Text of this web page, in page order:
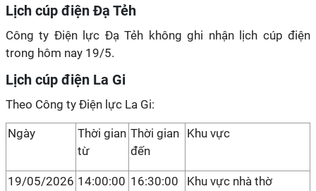
Lịch cúp điện Đạ Tẻh
Công ty Điện lực Đạ Tẻh không ghi nhận lịch cúp điện
trong hôm nay 19/5.
Lịch cúp điện La Gi
Theo Công ty Điện lực La Gi:
Ngày
Thời gian
từ
Thời gian
đến
Khu vực
19/05/2026 14:00:00 16:30:00
Khu vực nhà thờ